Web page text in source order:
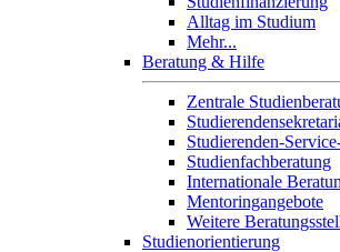
Alltag im Studium
Mehr...
Beratung & Hilfe
Zentrale
Studierenden-
Studienfachberatung
Internationale
Mentoringangebote
Weitere
Studienorientierung